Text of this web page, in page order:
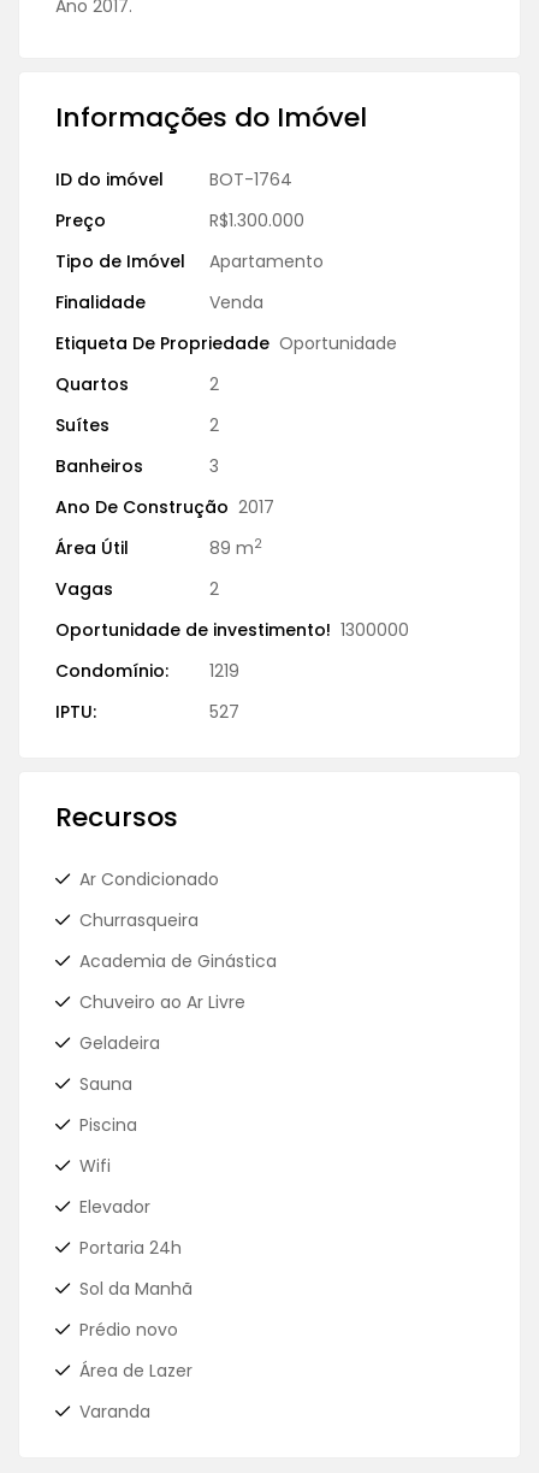
Ano 2017.
Informações do Imóvel
ID do imóvel
BOT-1764
Preço
R$1.300.000
Tipo de Imóvel
Apartamento
Finalidade
Venda
Etiqueta De Propriedade Oportunidade
Quartos
2
Suítes
2
Banheiros
3
Ano De Construção 2017
Área Útil
89 m2
Vagas
2
Oportunidade de investimento! 1300000
Condomínio:
1219
IPTU:
527
Recursos
Ar Condicionado
Churrasqueira
Academia de Ginástica
Chuveiro ao Ar Livre
Geladeira
Sauna
Piscina
Wifi
Elevador
Portaria 24h
Sol da Manhã
Prédio novo
Área de Lazer
Varanda